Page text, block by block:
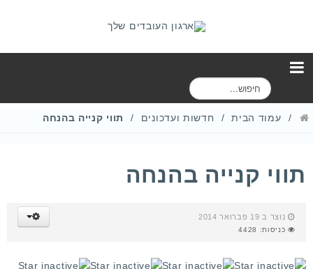
ח
י
עמוד הבית חדשות ועדכונים תווי קנייה בהנחה
תווי קנייה בהנחה
נוצר ב 19 פברואר 2014
כניסות: 4428